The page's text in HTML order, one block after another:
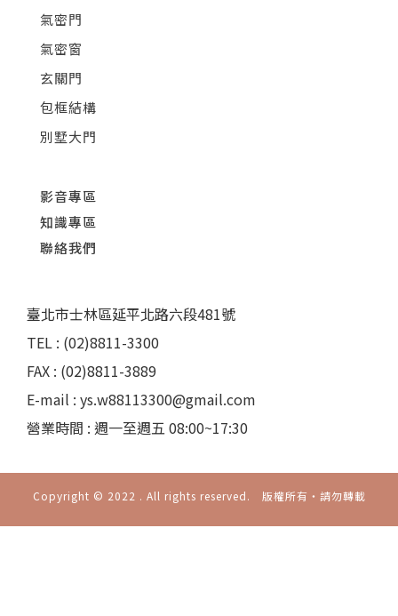
氣密門
氣密窗
玄關門
包框結構
別墅大門
影音專區
知識專區
聯絡我們
臺北市士林區延平北路六段481號
TEL : (02)8811-3300
FAX : (02)8811-3889
E-mail : ys.w88113300@gmail.com
營業時間 : 週一至週五 08:00~17:30
Copyright © 2022 . All rights reserved. 版權所有‧請勿轉載